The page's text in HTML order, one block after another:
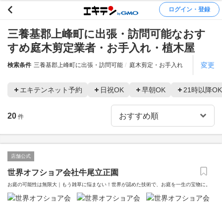
ログイン・登録
三養基郡上峰町に出張・訪問可能なおす
すめ庭木剪定業者・お手入れ・植木屋
検索条件 三養基郡上峰町に出張・訪問可能 庭木剪定・お手入れ 変更
エキテンネット予約 日祝OK 早朝OK 21時以降OK
20 件
店舗公式
世界オフショア会社牛尾立正園
お庭の可能性は無限大｜もう雑草に悩まない！世界が認めた技術で、お庭を一生の宝物に。